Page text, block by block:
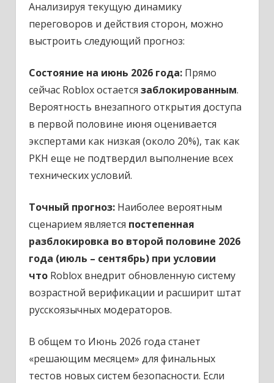
Анализируя текущую динамику
переговоров и действия сторон, можно
выстроить следующий прогноз:
Состояние на июнь 2026 года:Прямо
сейчас Roblox остается заблокированным.
Вероятность внезапного открытия доступа
в первой половине июня оценивается
экспертами как низкая (около 20%), так как
РКН еще не подтвердил выполнение всех
технических условий.
Точный прогноз: Наиболее вероятным
сценарием является постепенная
разблокировка во второй половине 2026
года (июль – сентябрь) при условии
чтоRoblox внедрит обновленную систему
возрастной верификации и расширит штат
русскоязычных модераторов.
В общем то Июнь 2026 года станет
«решающим месяцем» для финальных
тестов новых систем безопасности. Если